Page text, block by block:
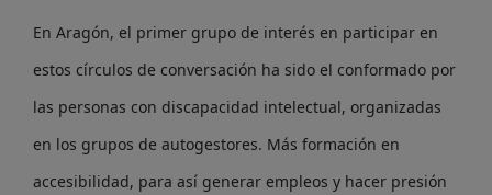
En Aragón, el primer grupo de interés en participar en
estos círculos de conversación ha sido el conformado por
las personas con discapacidad intelectual, organizadas
en los grupos de autogestores. Más formación en
accesibilidad, para así generar empleos y hacer presión